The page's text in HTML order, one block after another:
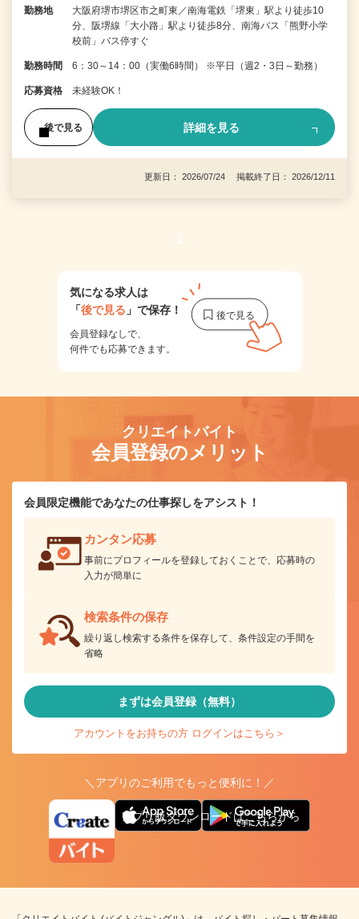
勤務地
大阪府堺市堺区市之町東／南海電鉄「堺東」駅より徒歩10
分、阪堺線「大小路」駅より徒歩8分、南海バス「熊野小学
校前」バス停すぐ
勤務時間 6：30～14：00（実働6時間） ※平日（週2・3日～勤務）
応募資格 未経験OK！
後で見る 詳細を見る
更新日： 2026/07/24 掲載終了日： 2026/12/11
気になる求人は
「後で見る 」で保存！
会員登録なしで、
何件でも応募できます。
クリエイトバイト
会員登録のメリット
会員限定機能であなたの仕事探しをアシスト！
カンタン応募
事前にプロフィールを登録しておくことで、応募時の
入力が簡単に
検索条件の保存
繰り返し検索する条件を保存して、条件設定の手間を
省略
まずは会員登録（無料）
アカウントをお持ちの方 ログインはこちら＞
＼アプリのご利用でもっと便利に！／
アプリ版ダウンロードはこちらから